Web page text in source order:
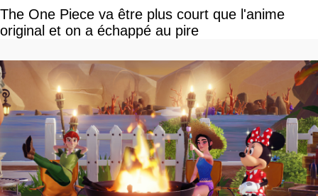
The One Piece va être plus court que l'anime
original et on a échappé au pire